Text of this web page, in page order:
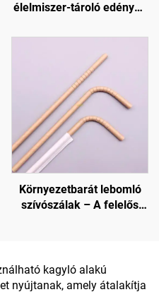
élelmiszer-tároló edények
élelmiszer-tárolásra
Környezetbarát lebomló
szívószálak – A felelős
kagyló alakú
nyújtanak, amely átalakítja